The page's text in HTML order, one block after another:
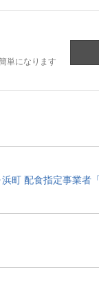
単になります